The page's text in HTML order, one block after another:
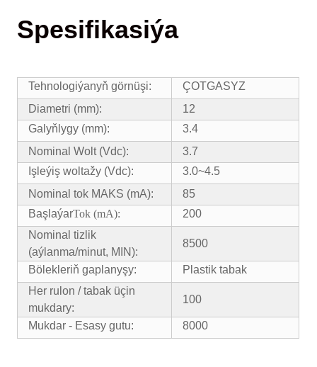
Spesifikasiýa
Tehnologiýanyň görnüşi:
ÇOTGASYZ
Diametri (mm):
12
Galyňlygy (mm):
3.4
Nominal Wolt (Vdc):
3.7
Işleýiş woltažy (Vdc):
3.0~4.5
Nominal tok MAKS (mA):
85
BaşlaýarTok (mA):
200
Nominal tizlik
(aýlanma/minut, MIN):
8500
Bölekleriň gaplanyşy:
Plastik tabak
Her rulon / tabak üçin
mukdary:
100
Mukdar - Esasy gutu: 8000